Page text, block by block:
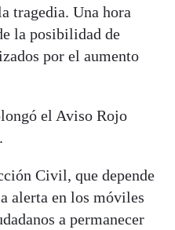
tragedia. Una hora
la posibilidad de
por el aumento
el Aviso Rojo
Civil, que depende
alerta en los móviles
a permanecer